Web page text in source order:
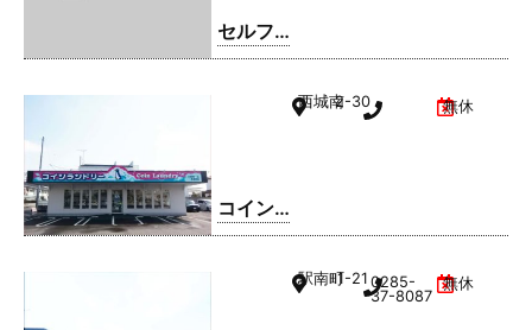
セルフ
ィック
コイン
ランド
西城南2-30 無休
駅南町1-21 0285-
37-8087
無休